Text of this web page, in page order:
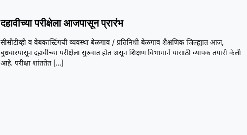
दहावीच्या परीक्षेला आजपासून प्रारंभ
सीसीटीव्ही व वेबकास्टिंगची व्यवस्था बेळगाव / प्रतिनिधी बेळगाव शैक्षणिक जिल्ह्यात आज,
बुधवारपासून दहावीच्या परीक्षेला सुरुवात होत असून शिक्षण विभागाने यासाठी व्यापक तयारी केली
आहे. परीक्षा शांततेत[…]